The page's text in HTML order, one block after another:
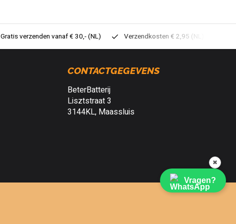
Gratis verzenden vanaf € 30,- (NL) Verzendkosten € 2,95 (NL)
CONTACTGEGEVENS
BeterBatterij
Lisztstraat 3
3144KL, Maassluis
✖
Vragen?